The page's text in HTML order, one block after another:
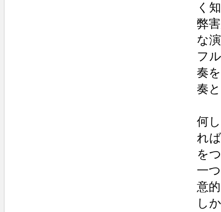
く
弊
な
フ
奏
奏
何
れ
を
一
意
し